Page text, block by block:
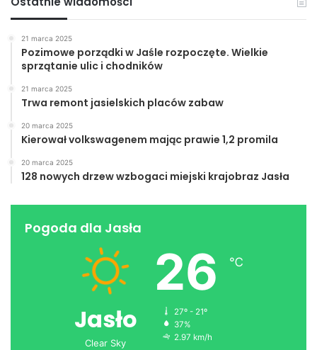
21 marca 2025
Pozimowe porządki w Jaśle rozpoczęte. Wielkie
sprzątanie ulic i chodników
21 marca 2025
Trwa remont jasielskich placów zabaw
20 marca 2025
Kierował volkswagenem mając prawie 1,2 promila
20 marca 2025
128 nowych drzew wzbogaci miejski krajobraz Jasła
Pogoda dla Jasła
Jasło
Clear Sky
26 ℃
27º - 21º
37%
2.97 km/h